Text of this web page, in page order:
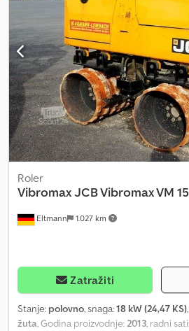
Heinhuis zaključi i pregovore koji
odgovora, prihvatate primenljivost
kompanije Heinhuis i izjavljujete da ste
uslovima poslovanja. Naše cene su
informacije = Godina proizvodnje: 2008.
Upravljanje: Bok CE oznaka: da =
informacija:
Eltmann 1.027 km
Roler
VibromaxJCB Vibromax VM
Zatražiti
Stanje: polovno, snaga:18 kW (24,47 KS)
žuta, Godina proizvodnje:2013, radni sati: